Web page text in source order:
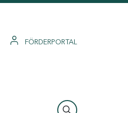
FÖRDERPORTAL